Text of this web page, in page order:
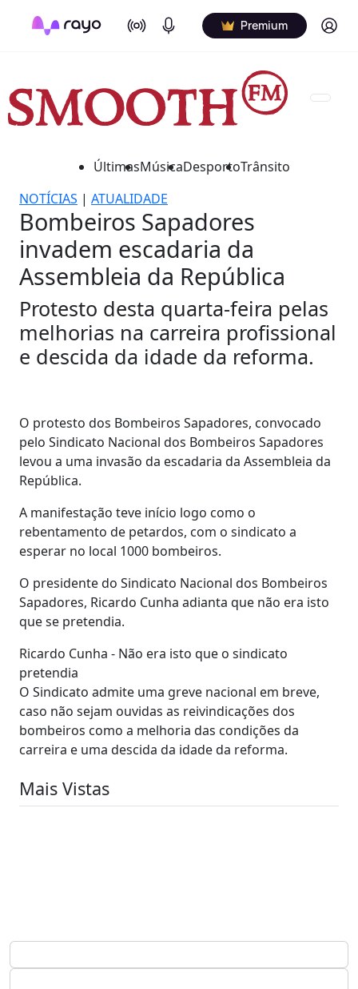
On Air Podcasts Premium Log in
ÚltimasMúsicaDesportoTrânsito
NOTÍCIAS | ATUALIDADE
Bombeiros Sapadores
invadem escadaria da
Assembleia da República
Protesto desta quarta-feira pelas
melhorias na carreira profissional
e descida da idade da reforma.
O protesto dos Bombeiros Sapadores, convocado
pelo Sindicato Nacional dos Bombeiros Sapadores
levou a uma invasão da escadaria da Assembleia da
República.
A manifestação teve início logo como o
rebentamento de petardos, com o sindicato a
esperar no local 1000 bombeiros.
O presidente do Sindicato Nacional dos Bombeiros
Sapadores, Ricardo Cunha adianta que não era isto
que se pretendia.
Ricardo Cunha - Não era isto que o sindicato
pretendia
O Sindicato admite uma greve nacional em breve,
caso não sejam ouvidas as reivindicações dos
bombeiros como a melhoria das condições da
carreira e uma descida da idade da reforma.
Mais Vistas